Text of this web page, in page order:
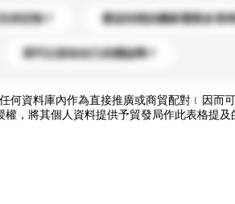
持定制？ 運送到我的國家需要多長時
我可以添加自己的標誌嗎？
何資料庫內作為直接推廣或商貿配對﹝因而
，將其個人資料提供予貿發局作此表格提及